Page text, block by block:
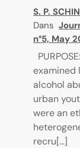
S. P.
Dans
n°5, May
examined
alcohol
urban
were an
recru[...]